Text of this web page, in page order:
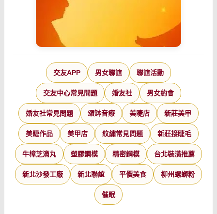
交友APP 男女聯誼 聯誼活動
交友中心常見問題 婚友社 男女約會
婚友社常見問題 頌缽音療 美睫店 新莊美甲
美睫作品 美甲店 紋繡常見問題 新莊接睫毛
牛樟芝滴丸 塑膠鋼模 精密鋼模 台北裝潢推薦
新北沙發工廠 新北聯誼 平價美食 柳州螺螄粉
催眠